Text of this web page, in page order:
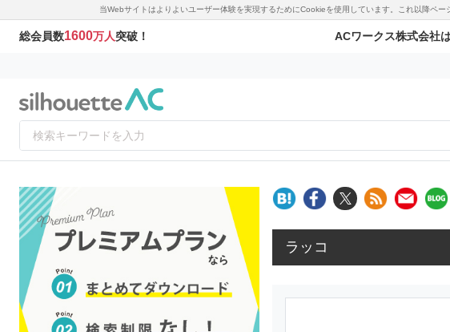
当Webサイトはよりよいユーザー体験を実現するためにCookieを使用しています。これ以降ペ
総会員数1600万人突破！ ACワークス株式会社
ラッコ